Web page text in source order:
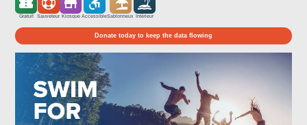
Gratuit Sauveteur Kiosque AccessibleSablonneux Intérieur
Donate today to keep the data flowing